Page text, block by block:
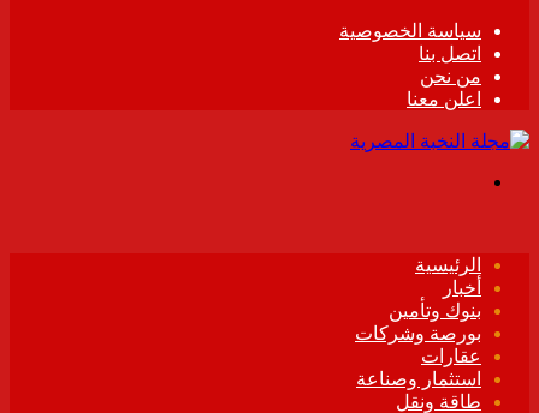
سياسة الخصوصية
اتصل بنا
من نحن
اعلن معنا
الرئيسية
أخبار
بنوك وتأمين
بورصة وشركات
عقارات
استثمار وصناعة
طاقة ونقل